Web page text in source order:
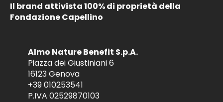
Il brand attivista 100% di proprietà della
Fondazione Capellino
Almo Nature Benefit S.p.A.
Piazza dei Giustiniani 6
16123 Genova
+39 010253541
P.IVA 02529870103